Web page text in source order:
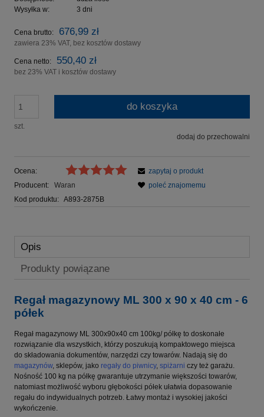
Wysyłka w:
3 dni
Cena brutto: 676,99 zł
zawiera 23% VAT, bez kosztów dostawy
Cena netto: 550,40 zł
bez 23% VAT i kosztów dostawy
szt.
do koszyka
dodaj do przechowalni
Ocena:
Producent:
Waran
Kod produktu: A893-2875B
zapytaj o produkt
poleć znajomemu
Opis
Produkty powiązane
Regał magazynowy ML 300 x 90 x 40 cm - 6
półek
Regał magazynowy ML 300x90x40 cm 100kg/ półkę to doskonałe
rozwiązanie dla wszystkich, którzy poszukują kompaktowego miejsca
do składowania dokumentów, narzędzi czy towarów. Nadają się do
magazynów, sklepów, jako regały do piwnicy, spiżarni czy też garażu.
Nośność 100 kg na półkę gwarantuje utrzymanie większości towarów,
natomiast możliwość wyboru głębokości półek ułatwia dopasowanie
regału do indywidualnych potrzeb. Łatwy montaż i wysokiej jakości
wykończenie.